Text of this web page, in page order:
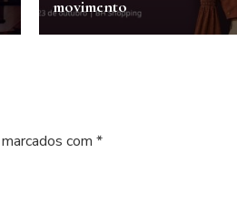
movimento
com *